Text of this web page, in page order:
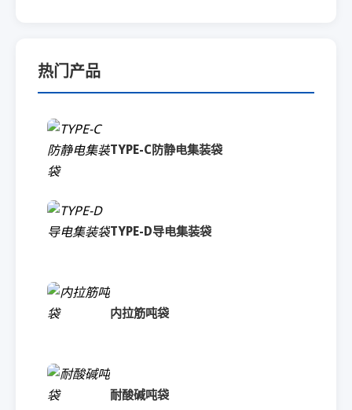
热门产品
TYPE-C防静电集装袋
TYPE-D导电集装袋
内拉筋吨袋
耐酸碱吨袋